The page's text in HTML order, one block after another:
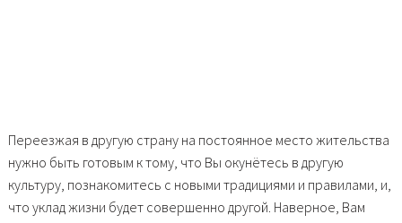
Переезжая в другую страну на постоянное место жительства
нужно быть готовым к тому, что Вы окунётесь в другую
культуру, познакомитесь с новыми традициями и правилами, и,
что уклад жизни будет совершенно другой. Наверное, Вам